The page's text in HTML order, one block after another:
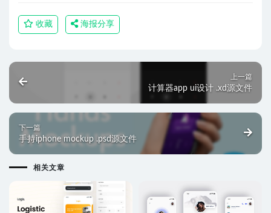
收藏 海报分享
上一篇
计算器app ui设计 .xd源文件
下一篇
手持iphone mockup .psd源文件
相关文章